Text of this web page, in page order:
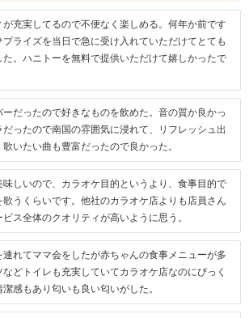
が充実してるので不便なく楽しめる。何年か前です
プライズを当日で急に受け入れていただけてとても
た。ハニトーを無料で提供いただけて嬉しかったで
ーだったので好きなものを飲めた。音の質か良かっ
だったので南国の雰囲気に浸れて、リフレッシュ出
いたい曲も豊富だったので良かった。
味しいので、カラオケ目的というより、食事目的で
歌うくらいです。他社のカラオケ店よりも店員さん
ス全体のクオリティが高いように思う。
連れてママ会をしたが赤ちゃんの食事メニューが多
などトイレも充実していてカラオケ店なのにびっく
潔感もあり匂いも良い匂いがした。